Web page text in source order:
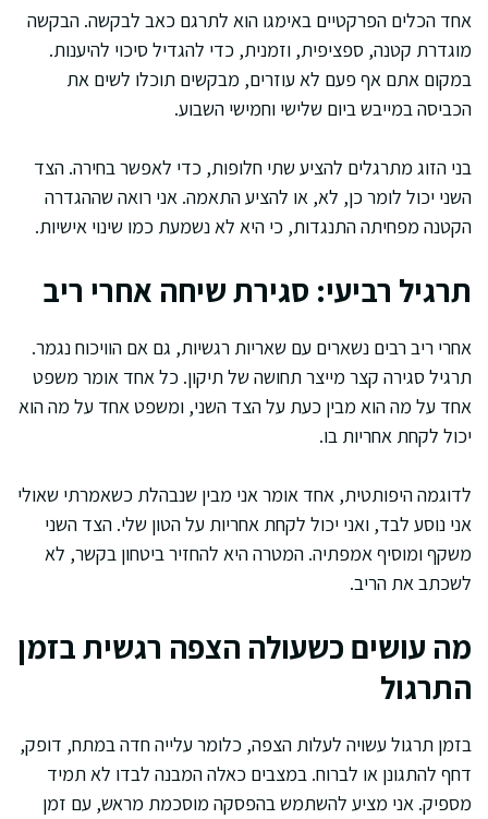
אחד הכלים הפרקטיים באימגו הוא לתרגם כאב לבקשה. הבקשה
מוגדרת קטנה, ספציפית, וזמנית, כדי להגדיל סיכוי להיענות.
במקום אתם אף פעם לא עוזרים, מבקשים תוכלו לשים את
הכביסה במייבש ביום שלישי וחמישי השבוע.
בני הזוג מתרגלים להציע שתי חלופות, כדי לאפשר בחירה. הצד
השני יכול לומר כן, לא, או להציע התאמה. אני רואה שההגדרה
הקטנה מפחיתה התנגדות, כי היא לא נשמעת כמו שינוי אישיות.
תרגיל רביעי: סגירת שיחה אחרי ריב
אחרי ריב רבים נשארים עם שאריות רגשיות, גם אם הוויכוח נגמר.
תרגיל סגירה קצר מייצר תחושה של תיקון. כל אחד אומר משפט
אחד על מה הוא מבין כעת על הצד השני, ומשפט אחד על מה הוא
יכול לקחת אחריות בו.
לדוגמה היפותטית, אחד אומר אני מבין שנבהלת כשאמרתי שאולי
אני נוסע לבד, ואני יכול לקחת אחריות על הטון שלי. הצד השני
משקף ומוסיף אמפתיה. המטרה היא להחזיר ביטחון בקשר, לא
לשכתב את הריב.
מה עושים כשעולה הצפה רגשית בזמן
התרגול
בזמן תרגול עשויה לעלות הצפה, כלומר עלייה חדה במתח, דופק,
דחף להתגונן או לברוח. במצבים כאלה המבנה לבדו לא תמיד
מספיק. אני מציע להשתמש בהפסקה מוסכמת מראש, עם זמן